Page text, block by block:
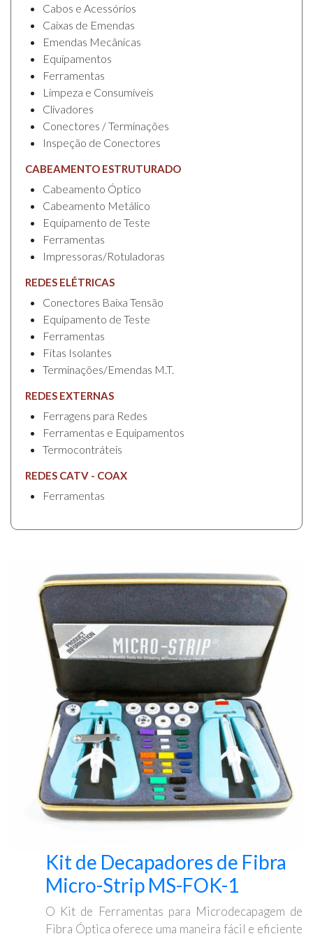
Cabos e Acessórios
Caixas de Emendas
Emendas Mecânicas
Equipamentos
Ferramentas
Limpeza e Consumíveis
Clivadores
Conectores / Terminações
Inspeção de Conectores
CABEAMENTO ESTRUTURADO
Cabeamento Óptico
Cabeamento Metálico
Equipamento de Teste
Ferramentas
Impressoras/Rotuladoras
REDES ELÉTRICAS
Conectores Baixa Tensão
Equipamento de Teste
Ferramentas
Fitas Isolantes
Terminações/Emendas M.T.
REDES EXTERNAS
Ferragens para Redes
Ferramentas e Equipamentos
Termocontráteis
REDES CATV - COAX
Ferramentas
Kit de Decapadores de Fibra
Micro-Strip MS-FOK-1
O Kit de Ferramentas para Microdecapagem de
Fibra Óptica oferece uma maneira fácil e eficiente